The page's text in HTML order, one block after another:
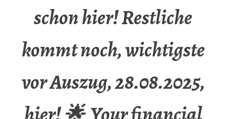
schon hier! Restliche
kommt noch, wichtigste
vor Auszug, 28.08.2025,